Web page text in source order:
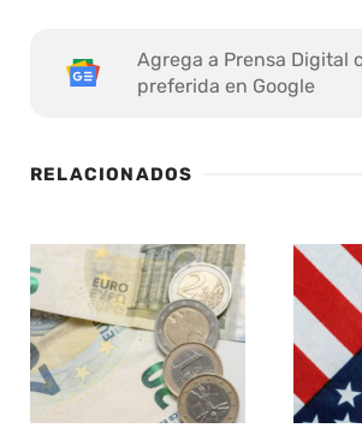
Agrega a Prensa Digital
preferida en Google
RELACIONADOS